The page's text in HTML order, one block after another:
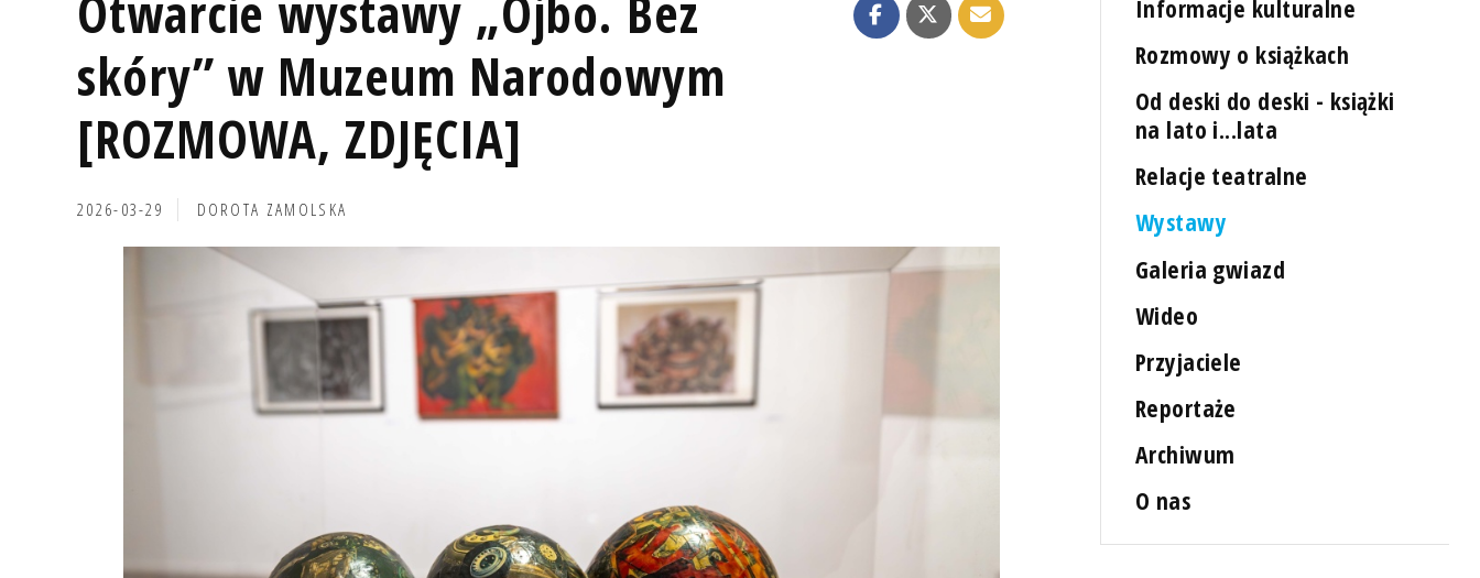
skóry” w Muzeum Narodowym
[ROZMOWA, ZDJĘCIA]
2026-03-29 DOROTA ZAMOLSKA
Informacje kulturalne
Rozmowy o książkach
Od deski do deski - książki
na lato i...lata
Relacje teatralne
Wystawy
Galeria gwiazd
Wideo
Przyjaciele
Reportaże
Archiwum
O nas